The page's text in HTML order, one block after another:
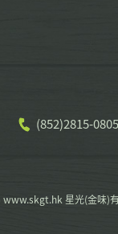
(852)2815-0805
星光(金味)有